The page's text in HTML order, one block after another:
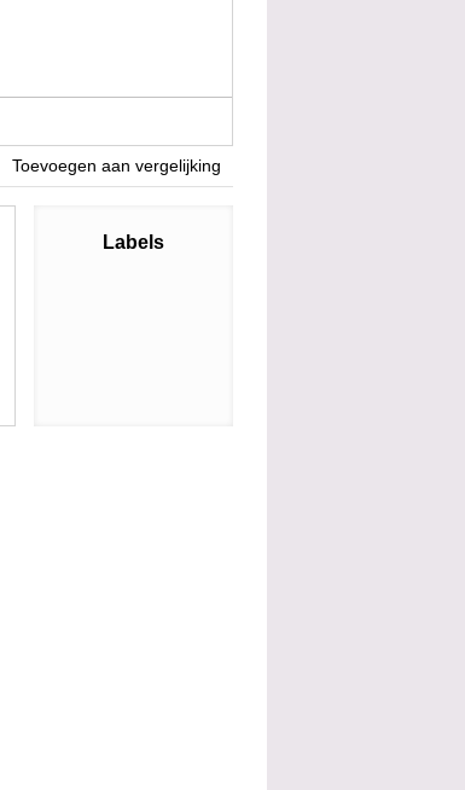
Toevoegen aan vergelijking
Labels